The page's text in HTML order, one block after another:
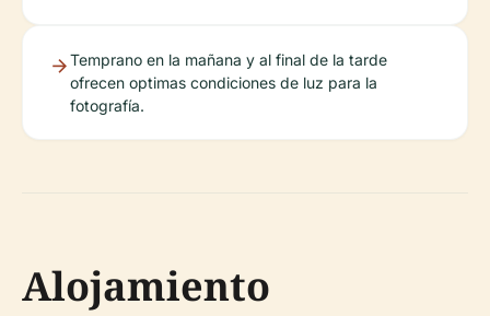
Temprano en la mañana y al final de la tarde
ofrecen optimas condiciones de luz para la
fotografía.
Alojamiento